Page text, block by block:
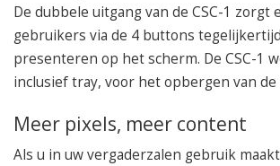
De dubbele uitgang van de CSC-1 zorgt
gebruikers via de 4 buttons
presenteren op het scherm. De CSC-1
inclusief tray, voor het opbergen van
Meer pixels, meer content
Als u in uw vergaderzalen gebruik